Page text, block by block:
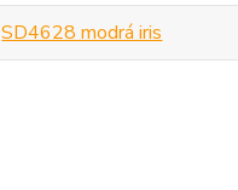
SD4628 modrá iris